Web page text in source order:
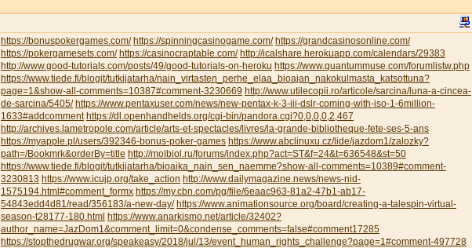
https://bonuspokergames.com/ https://spinningcasinogame.com/ https://grandcasinosonline.com/
https://pokergamesets.com/ https://casinocraptable.com/ http://icalshare.herokuapp.com/calendars/29383
http://www.good-tutorials.com/posts/49/good-tutorials-on-heroku https://www.quantummuse.com/forumlistw.php
https://www.tiede.fi/blogit/tutkijatarha/nain_virtasten_perhe_elaa_bioajan_nakokulmasta_katsottuna?
page=1&show-all-comments=10387#comment-3230669 http://www.utilecopii.ro/articole/sarcina/luna-a-cincea-
de-sarcina/5405/ https://www.pentaxuser.com/news/new-pentax-k-3-iii-dslr-coming-with-iso-1-6million-
1633#addcomment https://dl.openhandhelds.org/cgi-bin/pandora.cgi?0,0,0,0,2,467
http://archives.lametropole.com/article/arts-et-spectacles/livres/la-grande-bibliotheque-fete-ses-5-ans
https://myapple.pl/users/392346-bonus-poker-games https://www.abclinuxu.cz/lide/jazdom1/zalozky?
path=/Bookmrk&orderBy=title http://molbiol.ru/forums/index.php?act=ST&f=24&t=636548&st=50
https://www.tiede.fi/blogit/tutkijatarha/bioaika_nain_sen_naemme?show-all-comments=10389#comment-
3230813 https://www.icujp.org/take_action http://www.dailymagazine.news/news-nid-
1575194.html#comment_formx https://my.cbn.com/pg/file/6eaac963-81a2-47b1-ab17-
54843edd4d81/read/356183/a-new-day/ https://www.animationsource.org/board/creating-a-talespin-virtual-
season-t28177-180.html https://www.anarkismo.net/article/32402?
author_name=JazDom1&comment_limit=0&condense_comments=false#comment17285
https://stopthedrugwar.org/speakeasy/2018/jul/13/event_human_rights_challenge?page=1#comment-497728